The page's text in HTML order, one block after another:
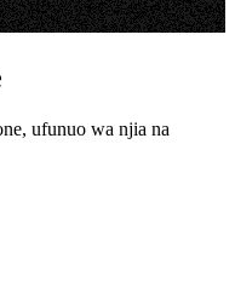
ufunuo wa njia na